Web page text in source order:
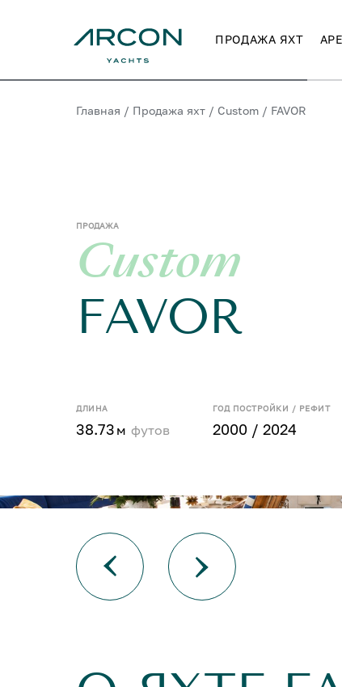
ПРОДАЖА ЯХТ
Главная / Продажа яхт / Custom / FAVOR
ПРОДАЖА
Custom
FAVOR
ДЛИНА
38.73 м футов
ГОД ПОСТРОЙКИ / РЕФИТ
2000 / 2024